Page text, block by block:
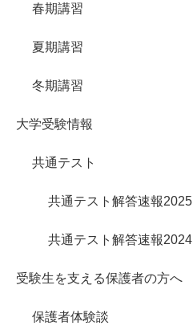
春期講習
夏期講習
冬期講習
大学受験情報
共通テスト
共通テスト解答速報2025
共通テスト解答速報2024
受験生を支える保護者の方へ
保護者体験談